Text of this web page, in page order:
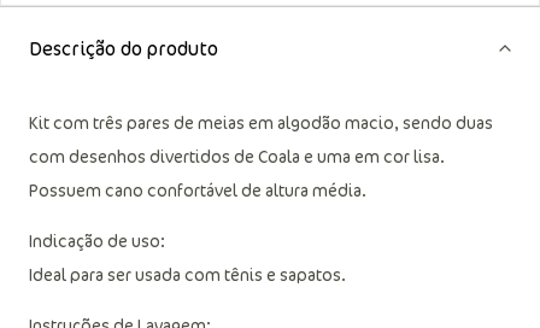
Descrição do produto
Kit com três pares de meias em algodão macio, sendo duas
com desenhos divertidos de Coala e uma em cor lisa.
Possuem cano confortável de altura média.
Indicação de uso:
Ideal para ser usada com tênis e sapatos.